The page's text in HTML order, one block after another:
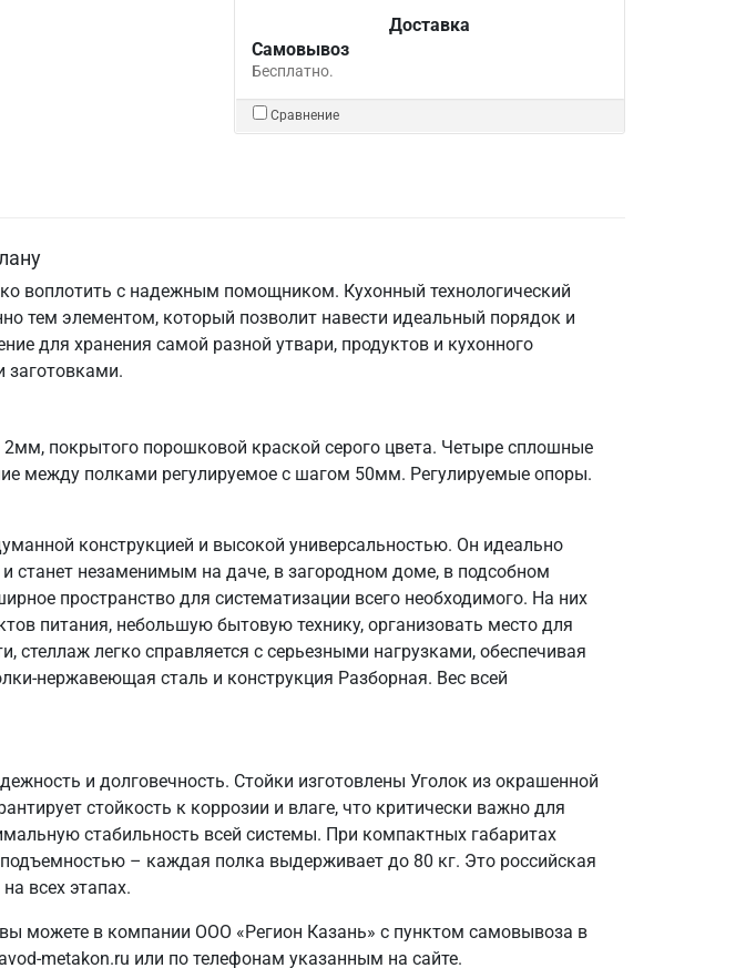
Доставка
Самовывоз
Бесплатно.
Сравнение
воплотить с надежным помощником. Кухонный технологический
тем элементом, который позволит навести идеальный порядок и
для хранения самой разной утвари, продуктов и кухонного
заготовками.
покрытого порошковой краской серого цвета. Четыре сплошные
между полками регулируемое с шагом 50мм. Регулируемые опоры.
конструкцией и высокой универсальностью. Он идеально
станет незаменимым на даче, в загородном доме, в подсобном
пространство для систематизации всего необходимого. На них
питания, небольшую бытовую технику, организовать место для
стеллаж легко справляется с серьезными нагрузками, обеспечивая
нержавеющая сталь и конструкция Разборная. Вес всей
и долговечность. Стойки изготовлены Уголок из окрашенной
стойкость к коррозии и влаге, что критически важно для
стабильность всей системы. При компактных габаритах
– каждая полка выдерживает до 80 кг. Это российская
всех этапах.
можете в компании ООО «Регион Казань» с пунктом самовывоза в
metakon.ru или по телефонам указанным на сайте.